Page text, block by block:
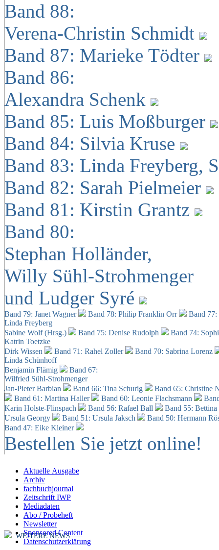
Band 88:
Verena-Christin Schmidt
Band 87: Marieke Tödter
Band 86:
Alexandra Schenk
Band 85: Luis Moßburger
Band 84: Silvia Kruse
Band 83: Linda Freyberg,
Band 82: Sarah Pielmeier
Band 81: Kirstin Grantz
Band 80:
Stephan Holländer,
Willy Sühl-Strohmenger
und Ludger Syré
Band 79: Janet Wagner Band 78: Philip Franklin Orr
Band
Linda Freyberg
Sabine Wolf (Hrsg.)
Band 75: Denise Rudolph
Band 74:
Katrin Toetzke
Dirk Wissen
Band 71: Rahel Zoller
Band 70: Sabrina Lorenz
Linda Schünhoff
Benjamin Flämig
Band 67:
Wilfried Sühl-Strohmenger
Jan-Pieter Barbian
Band 66: Tina Schurig
Band 65: Christine
Band 61: Martina Haller
Band 60: Leonie Flachsmann
Karin Holste-Flinspach
Band 56: Rafael Ball
Band 55:
Ursula Georgy
Band 51: Ursula Jaksch Band 50: Hermann
Band 47: Eike Kleiner
Bestellen Sie jetzt online!
Aktuelle Ausgabe
Archiv
fachbuchjournal
Zeitschrift IWP
Mediadaten
Abo / Probeheft
Newsletter
Sponsored Content
Datenschutzerklärung
WEITERE NEWS